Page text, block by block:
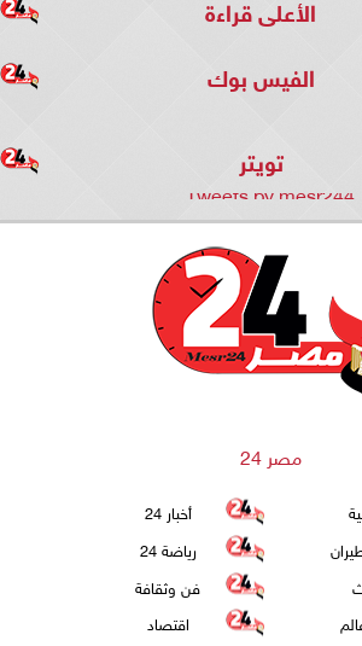
الأعلى قراءة
الفيس بوك
تويتر
Tweets by mesr244
مصر 24
أخبار 24
رياضة 24
فن وثقافة
اقتصاد